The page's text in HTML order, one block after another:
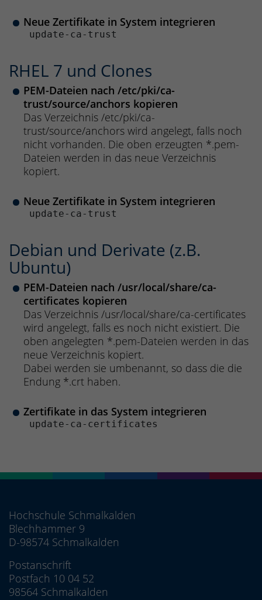
Neue Zertifikate in System integrieren
update-ca-trust
RHEL 7 und Clones
PEM-Dateien nach /etc/pki/ca-
trust/source/anchors kopieren
Das Verzeichnis /etc/pki/ca-
trust/source/anchors wird angelegt, falls noch
nicht vorhanden. Die oben erzeugten *.pem-
Dateien werden in das neue Verzeichnis
kopiert.
Neue Zertifikate in System integrieren
update-ca-trust
Debian und Derivate (z.B.
Ubuntu)
PEM-Dateien nach /usr/local/share/ca-
certificates kopieren
Das Verzeichnis /usr/local/share/ca-certificates
wird angelegt, falls es noch nicht existiert. Die
oben angelegten *.pem-Dateien werden in das
neue Verzeichnis kopiert.
Dabei werden sie umbenannt, so dass die die
Endung *.crt haben.
Zertifikate in das System integrieren
update-ca-certificates
Hochschule Schmalkalden
Blechhammer 9
D-98574 Schmalkalden
Postanschrift
Postfach 10 04 52
98564 Schmalkalden